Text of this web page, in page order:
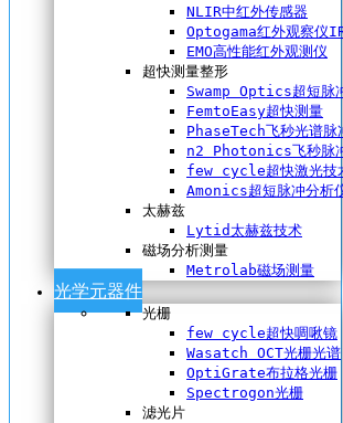
NLIR中红外传感器
Optogama红外观察
EMO高性能红外观测仪
超快测量整形
Swamp Optics超短脉
FemtoEasy超快测量
PhaseTech飞秒光谱脉
n2 Photonics飞秒脉
few cycle超快激光技
Amonics超短脉冲分析
太赫兹
Lytid太赫兹技术
磁场分析测量
Metrolab磁场测量
光学元器件
光栅
few cycle超快啁啾镜
Wasatch OCT光栅光谱
OptiGrate布拉格光栅
Spectrogon光栅
滤光片